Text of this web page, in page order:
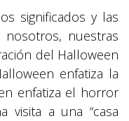
significados y las
nuestras
del Halloween
enfatiza la
enfatiza el horror
visita a una “casa